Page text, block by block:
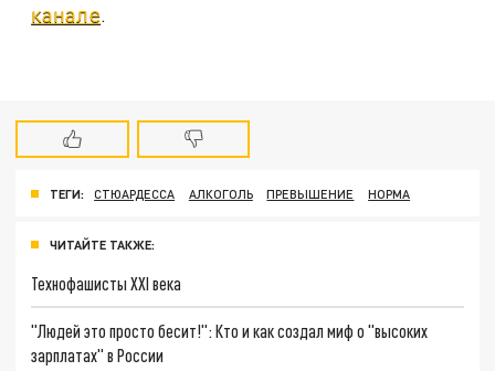
канале.
ТЕГИ: СТЮАРДЕССА АЛКОГОЛЬ ПРЕВЫШЕНИЕ НОРМА
ЧИТАЙТЕ ТАКЖЕ:
Технофашисты XXI века
"Людей это просто бесит!": Кто и как создал миф о "высоких
зарплатах" в России